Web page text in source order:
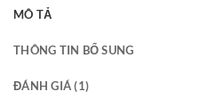
MÔ TẢ
THÔNG TIN BỔ SUNG
ĐÁNH GIÁ (1)